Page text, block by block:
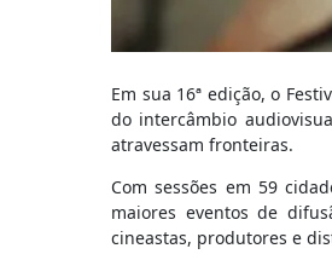
Em sua 16ª edição, o
do intercâmbio
atravessam fronteiras.
Com sessões em 59
maiores eventos de
cineastas, produtores e